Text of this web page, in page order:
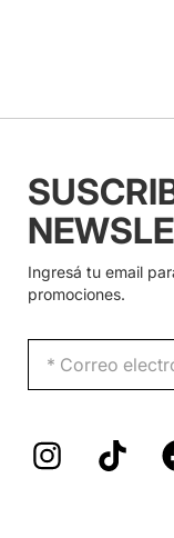
Ingresá tu email
promociones.